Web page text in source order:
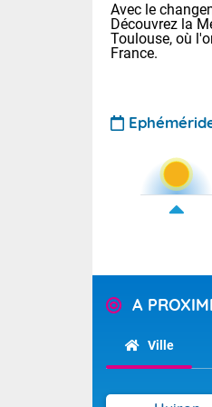
Avec le
Découvrez la
Toulouse, où
France.
A
Ville